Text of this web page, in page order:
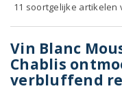
11 soortgelijke
Vin Blanc
Chablis
verbluffend